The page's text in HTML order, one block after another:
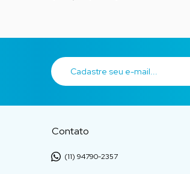
Contato
(11) 94790-2357